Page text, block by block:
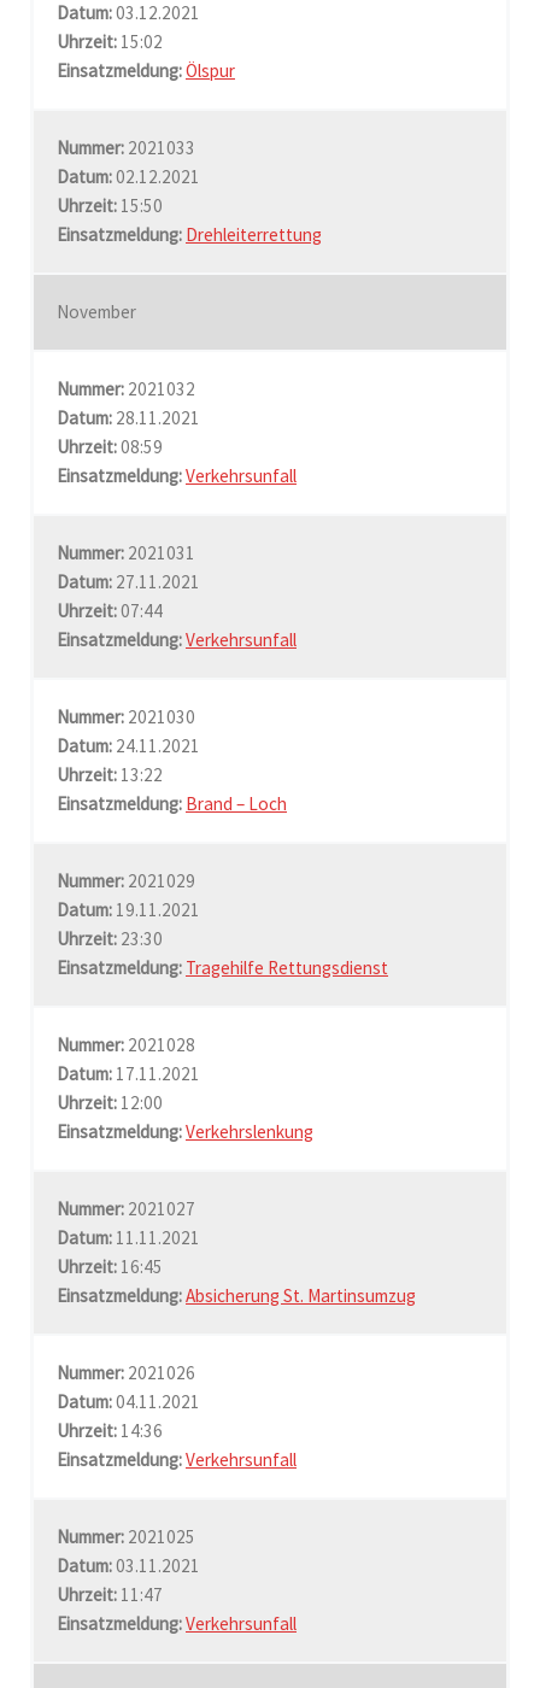
Datum:03.12.2021
Uhrzeit: 15:02
Einsatzmeldung:Ölspur
Nummer: 2021033
Datum:02.12.2021
Uhrzeit: 15:50
Einsatzmeldung: Drehleiterrettung
November
Nummer: 2021032
Datum: 28.11.2021
Uhrzeit:08:59
Einsatzmeldung:Verkehrsunfall
Nummer: 2021031
Datum: 27.11.2021
Uhrzeit:07:44
Einsatzmeldung:Verkehrsunfall
Nummer: 2021030
Datum: 24.11.2021
Uhrzeit: 13:22
Einsatzmeldung: Brand – Loch
Nummer: 2021029
Datum: 19.11.2021
Uhrzeit: 23:30
Einsatzmeldung: Tragehilfe Rettungsdienst
Nummer: 2021028
Datum: 17.11.2021
Uhrzeit: 12:00
Einsatzmeldung:Verkehrslenkung
Nummer: 2021027
Datum: 11.11.2021
Uhrzeit: 16:45
Einsatzmeldung:Absicherung St. Martinsumzug
Nummer: 2021026
Datum:04.11.2021
Uhrzeit: 14:36
Einsatzmeldung:Verkehrsunfall
Nummer: 2021025
Datum:03.11.2021
Uhrzeit: 11:47
Einsatzmeldung:Verkehrsunfall